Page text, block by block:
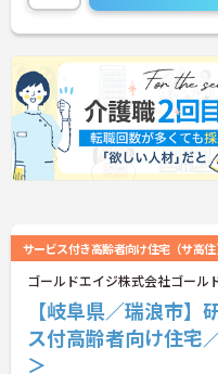
サービス付き高齢者向け住宅（サ高住
ゴールドエイジ株式会社ゴール
【岐阜県／瑞浪市
ス付高齢者向け住宅
＞